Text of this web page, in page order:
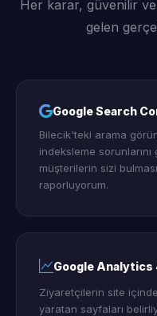
Her karar, güvenilir
gelen
Google Search
Bilecik'teki arama
indeksleme
müşterilerin sizi
raporluyorum.
Google Analytics
Ziyaretçilerin site
yaratan sayfaları